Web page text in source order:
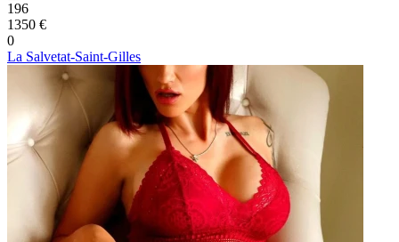
196
1350 €
0
La Salvetat-Saint-Gilles